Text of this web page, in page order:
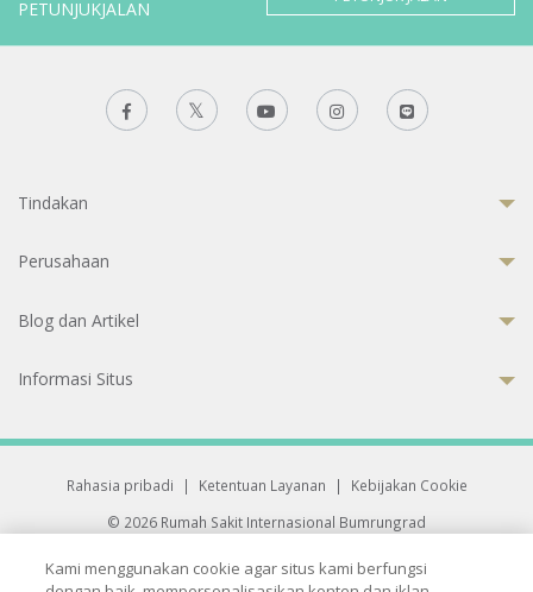
PETUNJUKJALAN
Tindakan
Perusahaan
Blog dan Artikel
Informasi Situs
Rahasia pribadi | Ketentuan Layanan |
Kebijakan Cookie
© 2026 Rumah Sakit Internasional Bumrungrad
33 Sukhumvit 3, Wattana, Bangkok 10110 Thailand.
Kami menggunakan cookie agar situs kami berfungsi